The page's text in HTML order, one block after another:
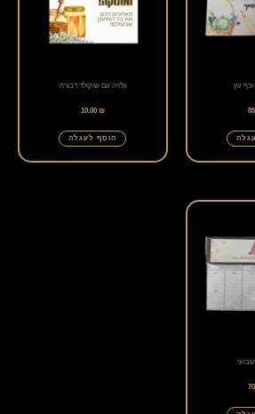
עץ גלויה עם שוקולד דבורה
10.00 ₪
הוסף לעגלה
שבועי